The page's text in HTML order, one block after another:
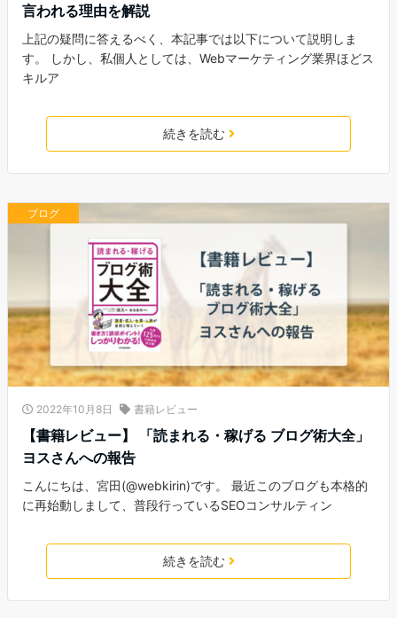
言われる理由を解説
上記の疑問に答えるべく、本記事では以下について説明しま
す。 しかし、私個人としては、Webマーケティング業界ほどス
キルア
続きを読む
ブログ
2022年10月8日 書籍レビュー
【書籍レビュー】 「読まれる・稼げる ブログ術大全」
ヨスさんへの報告
こんにちは、宮田(@webkirin)です。 最近このブログも本格的
に再始動しまして、普段行っているSEOコンサルティン
続きを読む